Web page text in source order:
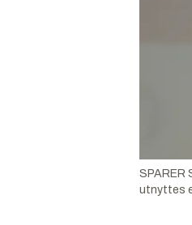
SPARER
utnyttes